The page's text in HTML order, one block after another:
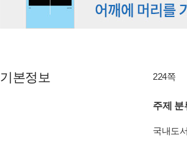
기본정보 224쪽
주제 분
국내도